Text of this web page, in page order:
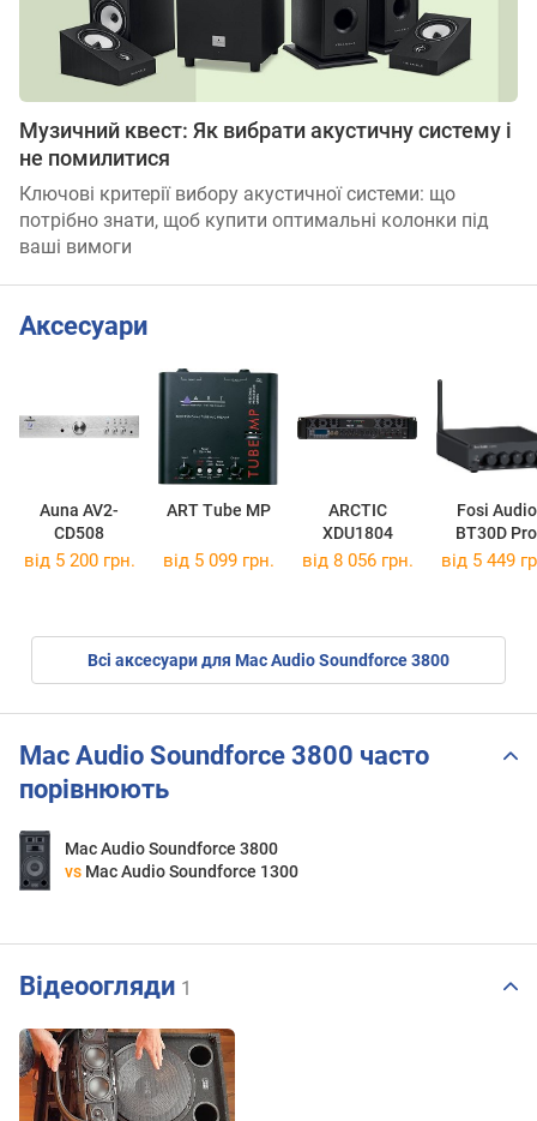
Музичний квест: Як вибрати акустичну систему і
не помилитися
Ключові критерії вибору акустичної системи: що
потрібно знати, щоб купити оптимальні колонки під
ваші вимоги
Аксесуари
Auna AV2-
CD508
ART Tube MP
ARCTIC
XDU1804
Fosi Audio
BT30D Pro
від 5 200 грн. від 5 099 грн. від 8 056 грн. від 5 449
Всі аксесуари для Mac Audio Soundforce 3800
Mac Audio Soundforce 3800 часто
порівнюють
Mac Audio Soundforce 3800
vs Mac Audio Soundforce 1300
Відеоогляди 1